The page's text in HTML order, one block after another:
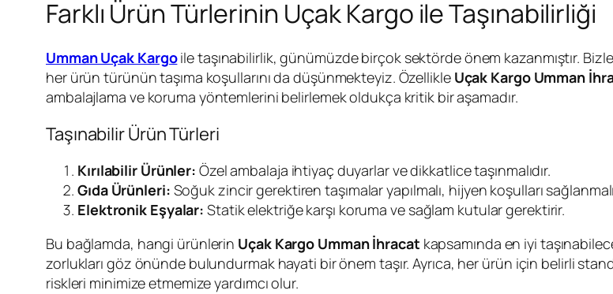
Farklı Ürün Türlerinin Uçak Kargo ile Taşınabilirliği
Umman Uçak Kargoile taşınabilirlik, günümüzde birçok sektörde önem kazanmıştır.
her ürün türünün taşıma koşullarını da düşünmekteyiz. Özellikle Uçak Kargo Umman
ambalajlama ve koruma yöntemlerini belirlemek oldukça kritik bir aşamadır.
Taşınabilir Ürün Türleri
Kırılabilir Ürünler: Özel ambalaja ihtiyaç duyarlar ve dikkatlice taşınmalıdır.
Gıda Ürünleri: Soğuk zincir gerektiren taşımalar yapılmalı, hijyen koşulları
Elektronik Eşyalar: Statik elektriğe karşı koruma ve sağlam kutular gerektirir.
Bu bağlamda, hangi ürünlerin Uçak Kargo Umman İhracat kapsamında en iyi
zorlukları göz önünde bulundurmak hayati bir önem taşır. Ayrıca, her ürün için belirli
riskleri minimize etmemize yardımcı olur.